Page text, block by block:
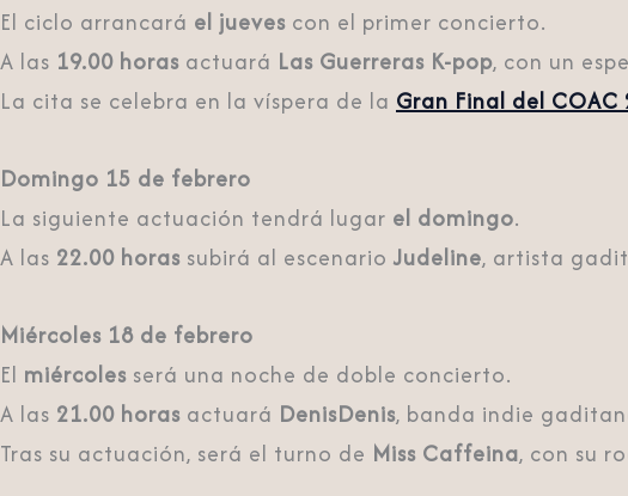
El ciclo arrancará el jueves con el primer concierto.
A las 19.00 horas actuará Las Guerreras K-pop, con un
La cita se celebra en la víspera de la Gran Final del COAC
Domingo 15 de febrero
La siguiente actuación tendrá lugar el domingo.
A las 22.00 horas subirá al escenario Judeline, artista
Miércoles 18 de febrero
El miércoles será una noche de doble concierto.
A las 21.00 horas actuará DenisDenis, banda indie
Tras su actuación, será el turno de Miss Caffeina, con su